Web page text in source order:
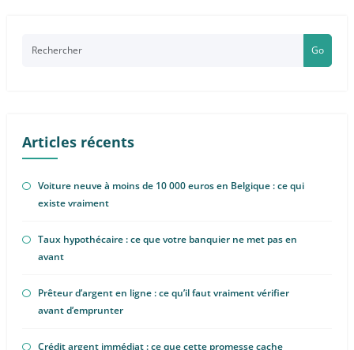
Go
Articles récents
Voiture neuve à moins de 10 000 euros en Belgique : ce qui
existe vraiment
Taux hypothécaire : ce que votre banquier ne met pas en
avant
Prêteur d’argent en ligne : ce qu’il faut vraiment vérifier
avant d’emprunter
Crédit argent immédiat : ce que cette promesse cache